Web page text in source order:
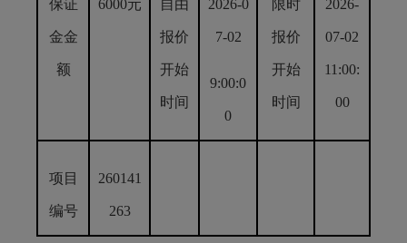
保证
金金
额
6000元 自由
报价
开始
时间
2026-0
7-02
9:00:0
0
限时
报价
开始
时间
2026-
07-02
11 :00:
00
项目
编号
260141
263